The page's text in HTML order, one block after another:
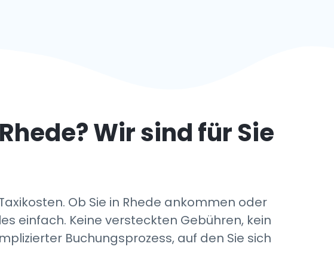
Rhede? Wir sind für Sie
Ob Sie in Rhede ankommen oder
einfach. Keine versteckten Gebühren, kein
Buchungsprozess, auf den Sie sich